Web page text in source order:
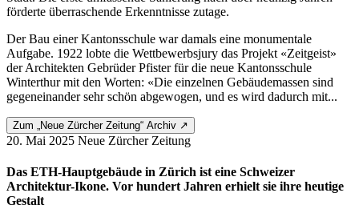
förderte überraschende Erkenntnisse zutage.
Der Bau einer Kantonsschule war damals eine monumentale
Aufgabe. 1922 lobte die Wettbewerbsjury das Projekt «Zeitgeist»
der Architekten Gebrüder Pfister für die neue Kantonsschule
Winterthur mit den Worten: «Die einzelnen Gebäudemassen sind
gegeneinander sehr schön abgewogen, und es wird dadurch mit...
Zum „Neue Zürcher Zeitung“ Archiv ↗
20. Mai 2025 Neue Zürcher Zeitung
Das ETH-Hauptgebäude in Zürich ist eine Schweizer
Architektur-Ikone. Vor hundert Jahren erhielt sie ihre heutige
Gestalt